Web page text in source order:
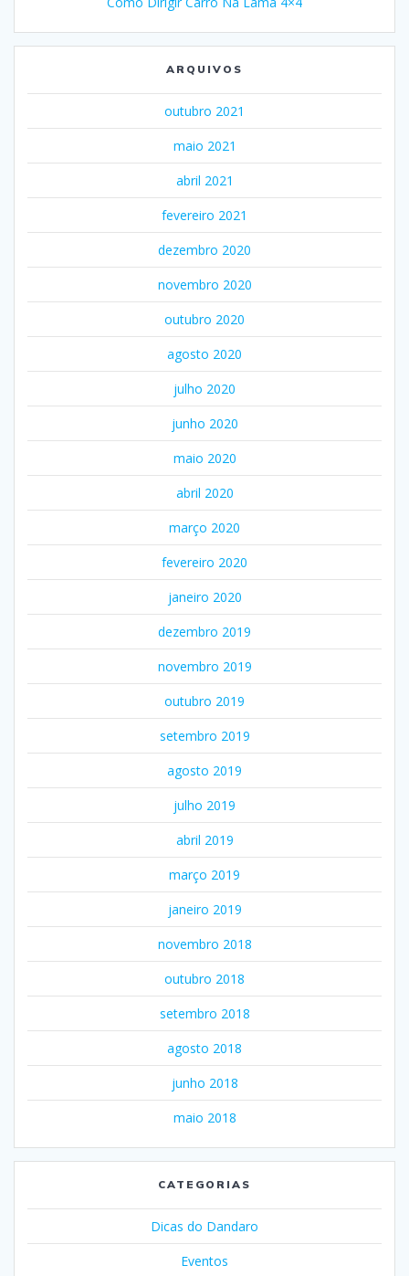
ARQUIVOS
outubro 2021
maio 2021
abril 2021
fevereiro 2021
dezembro 2020
novembro 2020
outubro 2020
agosto 2020
julho 2020
junho 2020
maio 2020
abril 2020
março 2020
fevereiro 2020
janeiro 2020
dezembro 2019
novembro 2019
outubro 2019
setembro 2019
agosto 2019
julho 2019
abril 2019
março 2019
janeiro 2019
novembro 2018
outubro 2018
setembro 2018
agosto 2018
junho 2018
maio 2018
CATEGORIAS
Dicas do Dandaro
Eventos